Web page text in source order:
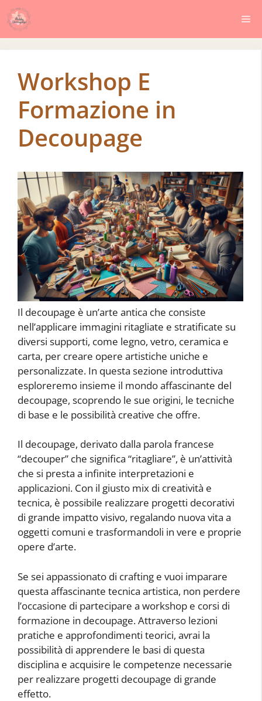
Vai
contenuto
Workshop E
Formazione in
Decoupage
Il decoupage è un’arte antica che consiste
nell’applicare immagini ritagliate e stratificate su
diversi supporti, come legno, vetro, ceramica e
carta, per creare opere artistiche uniche e
personalizzate. In questa sezione introduttiva
esploreremo insieme il mondo affascinante del
decoupage, scoprendo le sue origini, le tecniche
di base e le possibilità creative che offre.
Il decoupage, derivato dalla parola francese
“decouper” che significa “ritagliare”, è un’attività
che si presta a infinite interpretazioni e
applicazioni. Con il giusto mix di creatività e
tecnica, è possibile realizzare progetti decorativi
di grande impatto visivo, regalando nuova vita a
oggetti comuni e trasformandoli in vere e proprie
opere d’arte.
Se sei appassionato di crafting e vuoi imparare
questa affascinante tecnica artistica, non perdere
l’occasione di partecipare a workshop e corsi di
formazione in decoupage. Attraverso lezioni
pratiche e approfondimenti teorici, avrai la
possibilità di apprendere le basi di questa
disciplina e acquisire le competenze necessarie
per realizzare progetti decoupage di grande
effetto.